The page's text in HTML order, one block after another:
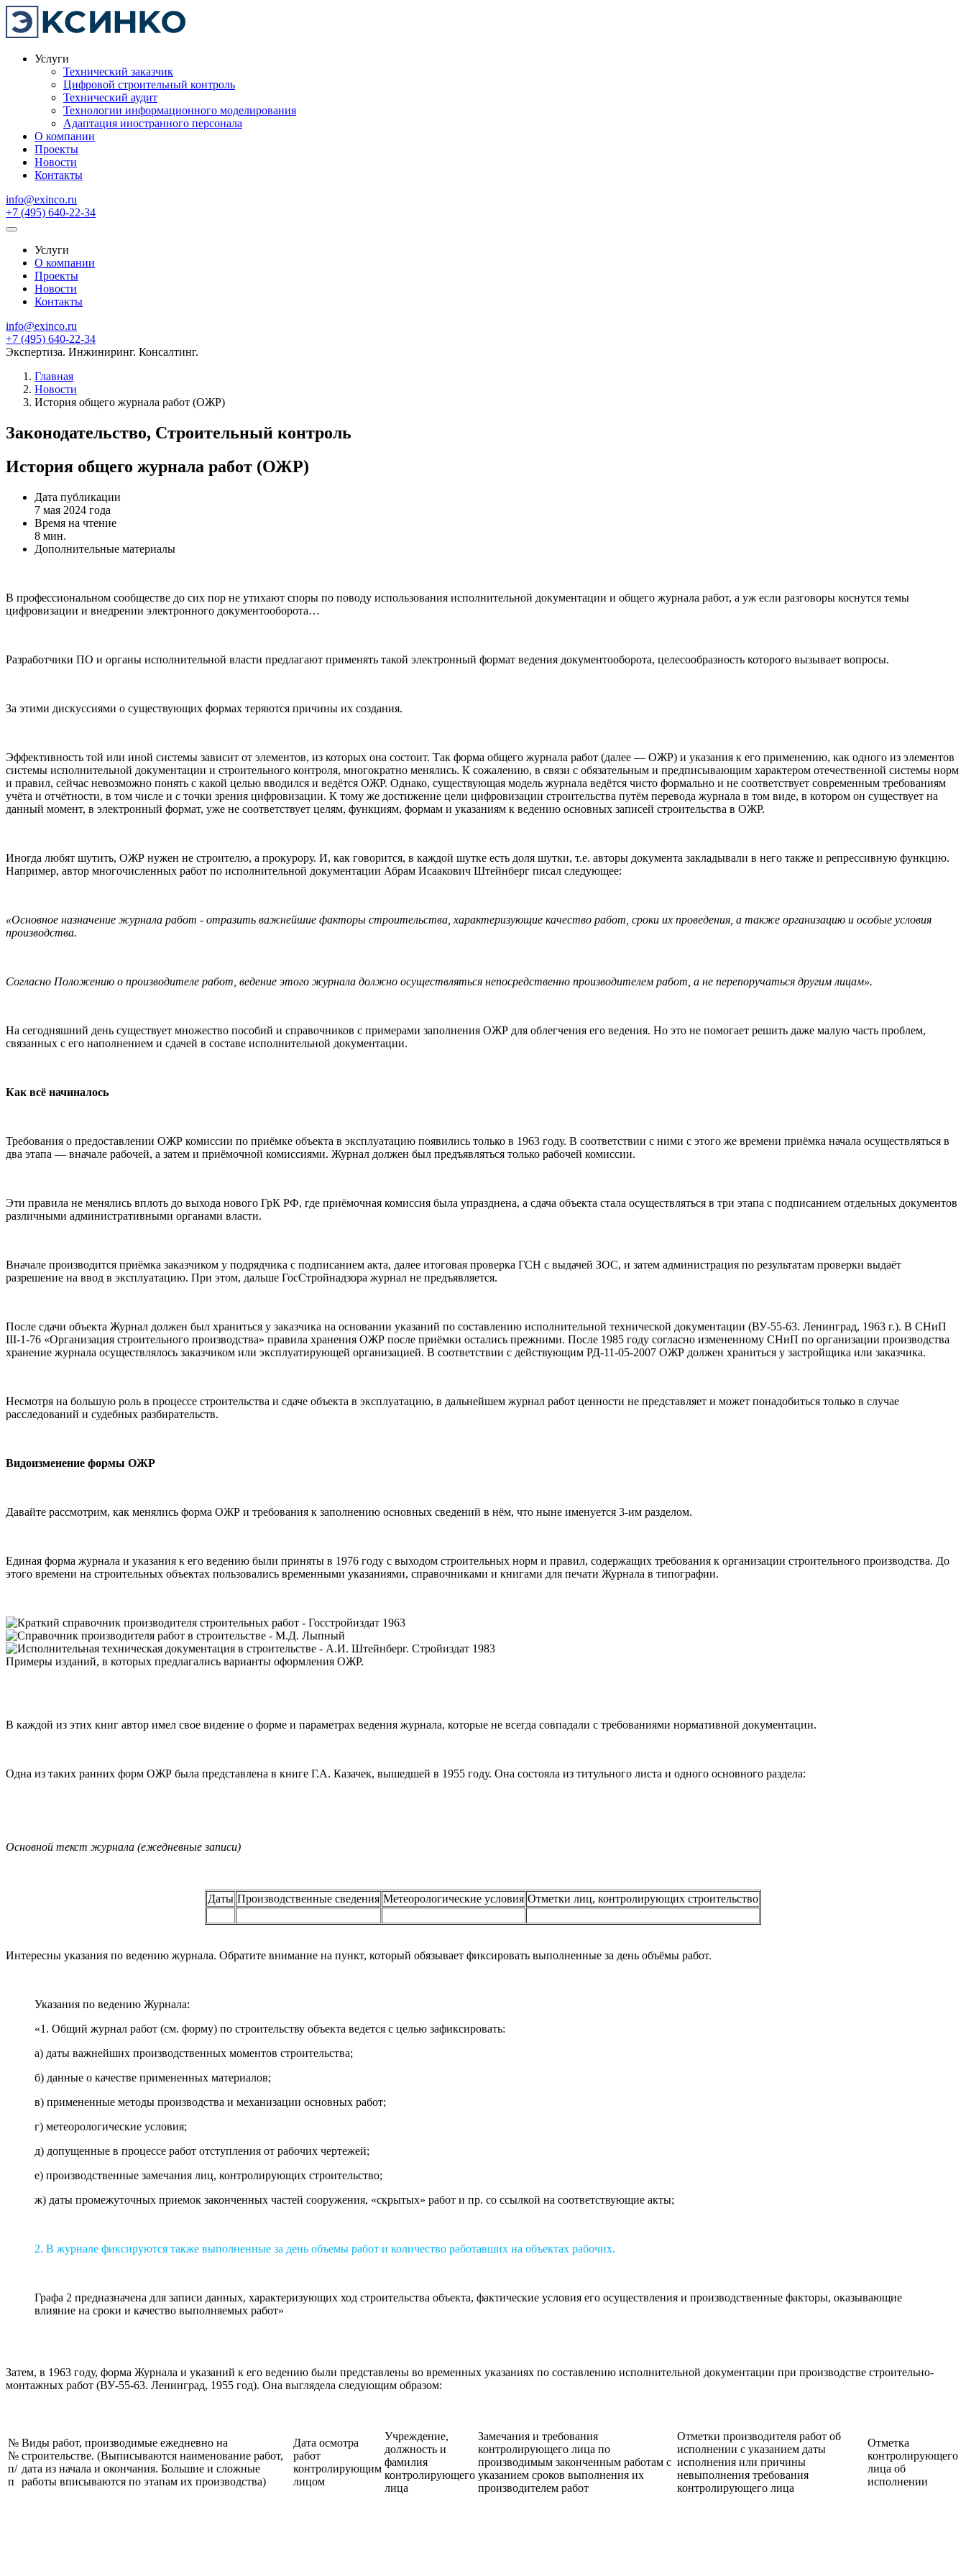
Услуги
Технический заказчик
Цифровой строительный контроль
Технический аудит
Технологии информационного моделирования
Адаптация иностранного персонала
О компании
Проекты
Новости
Контакты
info@exinco.ru
+7 (495) 640-22-34
Услуги
О компании
Проекты
Новости
Контакты
info@exinco.ru
+7 (495) 640-22-34
Экспертиза. Инжиниринг. Консалтинг.
Главная
Новости
История общего журнала работ (ОЖР)
Законодательство, Строительный контроль
История общего журнала работ (ОЖР)
Дата публикации
7 мая 2024 года
Время на чтение
8 мин.
Дополнительные материалы
В профессиональном сообществе до сих пор не утихают споры по поводу использования исполнительной документации и общего журнала работ, а уж если разговоры коснутся темы
цифровизации и внедрении электронного документооборота…
Разработчики ПО и органы исполнительной власти предлагают применять такой электронный формат ведения документооборота, целесообразность которого вызывает вопросы.
За этими дискуссиями о существующих формах теряются причины их создания.
Эффективность той или иной системы зависит от элементов, из которых она состоит. Так форма общего журнала работ (далее — ОЖР) и указания к его применению, как одного из элементов
системы исполнительной документации и строительного контроля, многократно менялись. К сожалению, в связи с обязательным и предписывающим характером отечественной системы норм
и правил, сейчас невозможно понять с какой целью вводился и ведётся ОЖР. Однако, существующая модель журнала ведётся чисто формально и не соответствует современным требованиям
учёта и отчётности, в том числе и с точки зрения цифровизации. К тому же достижение цели цифровизации строительства путём перевода журнала в том виде, в котором он существует на
данный момент, в электронный формат, уже не соответствует целям, функциям, формам и указаниям к ведению основных записей строительства в ОЖР.
Иногда любят шутить, ОЖР нужен не строителю, а прокурору. И, как говорится, в каждой шутке есть доля шутки, т.е. авторы документа закладывали в него также и репрессивную функцию.
Например, автор многочисленных работ по исполнительной документации Абрам Исаакович Штейнберг писал следующее:
«Основное назначение журнала работ - отразить важнейшие факторы строительства, характеризующие качество работ, сроки их проведения, а также организацию и особые условия
производства.
Согласно Положению о производителе работ, ведение этого журнала должно осуществляться непосредственно производителем работ, а не перепоручаться другим лицам».
На сегодняшний день существует множество пособий и справочников с примерами заполнения ОЖР для облегчения его ведения. Но это не помогает решить даже малую часть проблем,
связанных с его наполнением и сдачей в составе исполнительной документации.
Как всё начиналось
Требования о предоставлении ОЖР комиссии по приёмке объекта в эксплуатацию появились только в 1963 году. В соответствии с ними с этого же времени приёмка начала осуществляться в
два этапа — вначале рабочей, а затем и приёмочной комиссиями. Журнал должен был предъявляться только рабочей комиссии.
Эти правила не менялись вплоть до выхода нового ГрК РФ, где приёмочная комиссия была упразднена, а сдача объекта стала осуществляться в три этапа с подписанием отдельных документов
различными административными органами власти.
Вначале производится приёмка заказчиком у подрядчика с подписанием акта, далее итоговая проверка ГСН с выдачей ЗОС, и затем администрация по результатам проверки выдаёт
разрешение на ввод в эксплуатацию. При этом, дальше ГосСтройнадзора журнал не предъявляется.
После сдачи объекта Журнал должен был храниться у заказчика на основании указаний по составлению исполнительной технической документации (ВУ-55-63. Ленинград, 1963 г.). В СНиП
III-1-76 «Организация строительного производства» правила хранения ОЖР после приёмки остались прежними. После 1985 году согласно измененному СНиП по организации производства
хранение журнала осуществлялось заказчиком или эксплуатирующей организацией. В соответствии с действующим РД-11-05-2007 ОЖР должен храниться у застройщика или заказчика.
Несмотря на большую роль в процессе строительства и сдаче объекта в эксплуатацию, в дальнейшем журнал работ ценности не представляет и может понадобиться только в случае
расследований и судебных разбирательств.
Видоизменение формы ОЖР
Давайте рассмотрим, как менялись форма ОЖР и требования к заполнению основных сведений в нём, что ныне именуется 3-им разделом.
Единая форма журнала и указания к его ведению были приняты в 1976 году с выходом строительных норм и правил, содержащих требования к организации строительного производства. До
этого времени на строительных объектах пользовались временными указаниями, справочниками и книгами для печати Журнала в типографии.
Примеры изданий, в которых предлагались варианты оформления ОЖР.
В каждой из этих книг автор имел свое видение о форме и параметрах ведения журнала, которые не всегда совпадали с требованиями нормативной документации.
Одна из таких ранних форм ОЖР была представлена в книге Г.А. Казачек, вышедшей в 1955 году. Она состояла из титульного листа и одного основного раздела:
Основной текст журнала (ежедневные записи)
Даты Производственные сведения Метеорологические условия Отметки лиц, контролирующих строительство
Интересны указания по ведению журнала. Обратите внимание на пункт, который обязывает фиксировать выполненные за день объёмы работ.
Указания по ведению Журнала:
«1. Общий журнал работ (см. форму) по строительству объекта ведется с целью зафиксировать:
а) даты важнейших производственных моментов строительства;
б) данные о качестве примененных материалов;
в) примененные методы производства и механизации основных работ;
г) метеорологические условия;
д) допущенные в процессе работ отступления от рабочих чертежей;
е) производственные замечания лиц, контролирующих строительство;
ж) даты промежуточных приемок законченных частей сооружения, «скрытых» работ и пр. со ссылкой на соответствующие акты;
2. В журнале фиксируются также выполненные за день объемы работ и количество работавших на объектах рабочих.
Графа 2 предназначена для записи данных, характеризующих ход строительства объекта, фактические условия его осуществления и производственные факторы, оказывающие
влияние на сроки и качество выполняемых работ»
Затем, в 1963 году, форма Журнала и указаний к его ведению были представлены во временных указаниях по составлению исполнительной документации при производстве строительно-
монтажных работ (ВУ-55-63. Ленинград, 1955 год). Она выглядела следующим образом:
№
№
п/
п
Виды работ, производимые ежедневно на
строительстве. (Выписываются наименование работ,
дата из начала и окончания. Большие и сложные
работы вписываются по этапам их производства)
Дата осмотра
работ
контролирующим
лицом
Учреждение,
должность и
фамилия
контролирующего
лица
Замечания и требования
контролирующего лица по
производимым законченным работам с
указанием сроков выполнения их
производителем работ
Отметки производителя работ об
исполнении с указанием даты
исполнения или причины
невыполнения требования
контролирующего лица
Отметка
контролирующего
лица об
исполнении